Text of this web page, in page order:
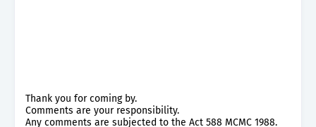
Thank you for coming by.
Comments are your responsibility.
Any comments are subjected to the Act 588 MCMC 1988.